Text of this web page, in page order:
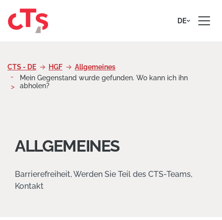
DE
CTS - DE HGF
Allgemeines
Mein Gegenstand wurde gefunden. Wo kann ich ihn
abholen?
ALLGEMEINES
Barrierefreiheit, Werden Sie Teil des CTS-Teams,
Kontakt